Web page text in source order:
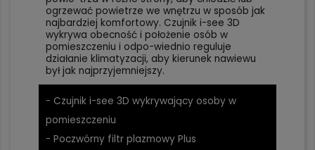
ogrzewać powietrze we wnętrzu w sposób jak
najbardziej komfortowy. Czujnik i-see 3D
wykrywa obecność i położenie osób w
pomieszczeniu i odpo-wiednio reguluje
działanie klimatyzacji, aby kierunek nawiewu
był jak najprzyjemniejszy.
- Czujnik i-see 3D wykrywający osoby w
pomieszczeniu
- Poczwórny filtr plazmowy Plus